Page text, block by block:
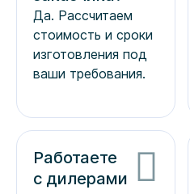
Да. Рассчитаем
стоимость и сроки
изготовления под
ваши требования.
Работаете
с дилерами